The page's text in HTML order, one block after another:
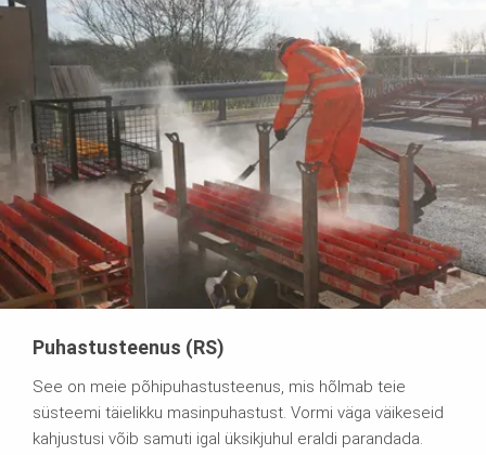
Puhastusteenus (RS)
See on meie põhipuhastusteenus, mis hõlmab teie
süsteemi täielikku masinpuhastust. Vormi väga väikeseid
kahjustusi võib samuti igal üksikjuhul eraldi parandada.